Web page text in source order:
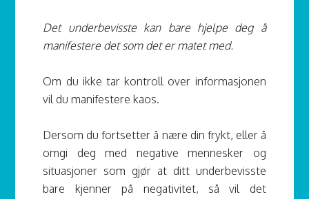
Det underbevisste kan bare hjelpe deg å
manifestere det som det er matet med.
Om du ikke tar kontroll over informasjonen
vil du manifestere kaos.
Dersom du fortsetter å nære din frykt, eller å
omgi deg med negative mennesker og
situasjoner som gjør at ditt underbevisste
bare kjenner på negativitet, så vil det